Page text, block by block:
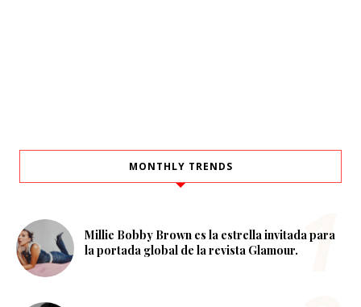
MONTHLY TRENDS
Millie Bobby Brown es la estrella invitada para
la portada global de la revista Glamour.